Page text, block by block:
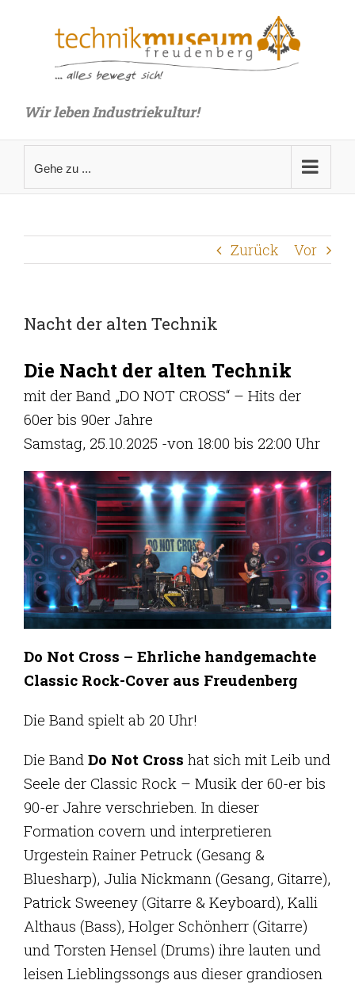
Wir leben Industriekultur!
Gehe zu ...
Zurück Vor
Nacht der alten Technik
Die Nacht der alten Technik
mit der Band „DO NOT CROSS“ – Hits der
60er bis 90er Jahre
Samstag, 25.10.2025 -von 18:00 bis 22:00 Uhr
Do Not Cross – Ehrliche handgemachte
Classic Rock-Cover aus Freudenberg
Die Band spielt ab 20 Uhr!
Die Band Do Not Cross hat sich mit Leib und
Seele der Classic Rock – Musik der 60-er bis
90-er Jahre verschrieben. In dieser
Formation covern und interpretieren
Urgestein Rainer Petruck (Gesang &
Bluesharp), Julia Nickmann (Gesang, Gitarre),
Patrick Sweeney (Gitarre & Keyboard), Kalli
Althaus (Bass), Holger Schönherr (Gitarre)
und Torsten Hensel (Drums) ihre lauten und
leisen Lieblingssongs aus dieser grandiosen